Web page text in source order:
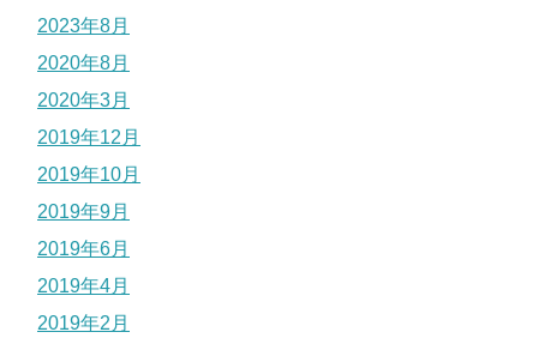
2023年8月
2020年8月
2020年3月
2019年12月
2019年10月
2019年9月
2019年6月
2019年4月
2019年2月